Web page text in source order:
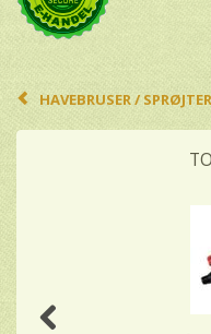
HAVEBRUSER / SPRØJTER